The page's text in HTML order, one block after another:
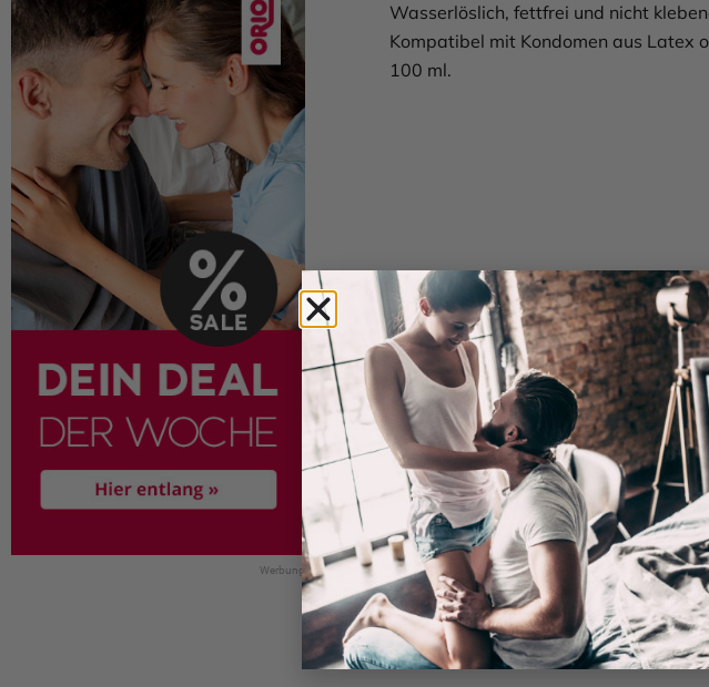
Wasserlöslich, fettfrei und nicht
Kompatibel mit Kondomen aus Latex
100 ml.